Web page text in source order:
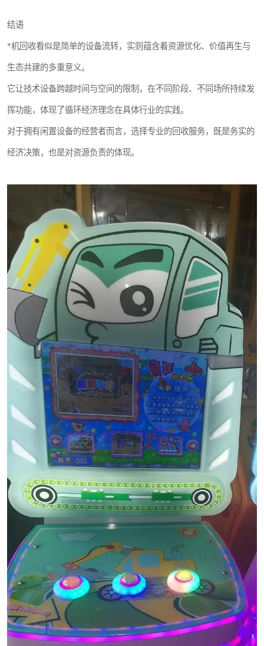
结语
*机回收看似是简单的设备流转，实则蕴含着资源优化、价值再生与
生态共建的多重意义。
它让技术设备跨越时间与空间的限制，在不同阶段、不同场所持续发
挥功能，体现了循环经济理念在具体行业的实践。
对于拥有闲置设备的经营者而言，选择专业的回收服务，既是务实的
经济决策，也是对资源负责的体现。